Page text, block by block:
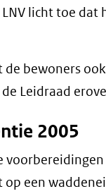
licht toe
bewoners
Leidraad
2005
een